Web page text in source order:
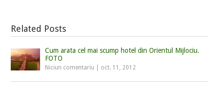
Related Posts
Cum arata cel mai scump hotel din Orientul Mijlociu.
FOTO
Niciun comentariu oct. 11, 2012